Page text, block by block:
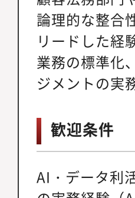
論理的な整合
リードした経
業務の標準化
ジメントの実
歓迎条件
AI・データ利